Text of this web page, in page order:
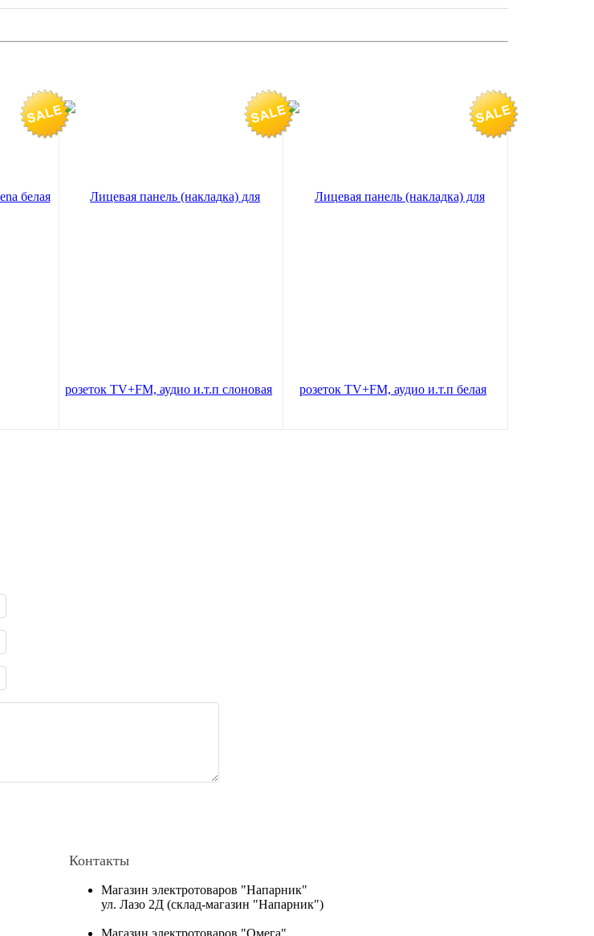
Контакты
Магазин электротоваров "Напарник"
ул. Лазо 2Д (склад-магазин "Напарник")